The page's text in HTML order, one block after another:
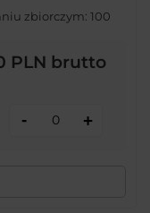
zbiorczym:100
PLN brutto
- +